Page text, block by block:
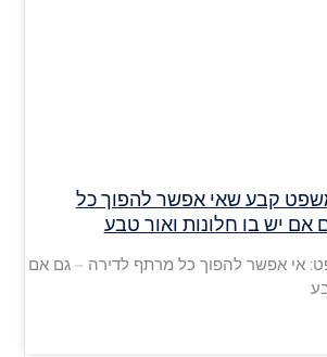
קבע שאי אפשר להפוך כל
יש בו חלונות ואור טבע
אי אפשר להפוך כל מרתף לדירה – גם אם